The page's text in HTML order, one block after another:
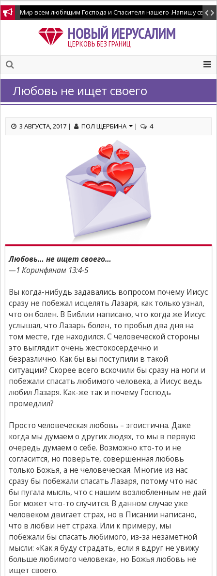
Мир всем любящим Господа и Спасителя нашего .Напишу
НОВЫЙ ИЕРУСАЛИМ
ЦЕРКОВЬ БЕЗ ГРАНИЦ
Любовь не ищет своего
3 АВГУСТА, 2017 | ПОЛ ЩЕРБИНА | 4
Любовь… не ищет своего…
—1 Коринфянам 13:4-5
Вы когда-нибудь задавались вопросом почему Иисус
сразу не побежал исцелять Лазаря, как только узнал,
что он болен. В Библии написано, что когда же Иисус
услышал, что Лазарь болен, то пробыл два дня на
том месте, где находился. С человеческой стороны
это выглядит очень жестокосердечно и
безразлично. Как бы вы поступили в такой
ситуации? Скорее всего вскочили бы сразу на ноги и
побежали спасать любимого человека, а Иисус ведь
любил Лазаря. Как-же так и почему Господь
промедлил?
Просто человеческая любовь – эгоистична. Даже
когда мы думаем о других людях, то мы в первую
очередь думаем о себе. Возможно кто-то и не
согласится, но поверьте, совершенная любовь
только Божья, а не человеческая. Многие из нас
сразу бы побежали спасать Лазаря, потому что нас
бы пугала мысль, что с нашим возлюбленным не дай
Бог может что-то случится. В данном случае уже
человеком двигает страх, но в Писании написано,
что в любви нет страха. Или к примеру, мы
побежали бы спасать любимого, из-за незаметной
мысли: «Как я буду страдать, если я вдруг не увижу
больше любимого человека», но Божья любовь не
ищет своего.